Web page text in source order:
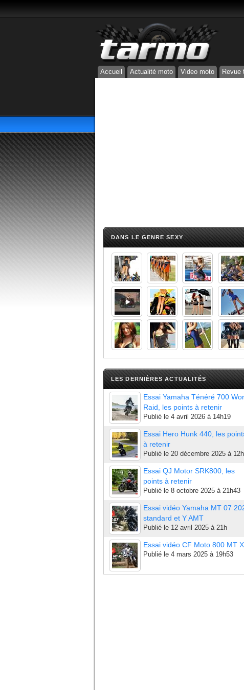
Accueil Actualité moto Video moto Revue
DANS LE GENRE SEXY
LES DERNIÈRES ACTUALITÉS
Essai Yamaha Ténéré 700
Raid, les points à retenir
Publié le 4 avril 2026 à 14h19
Essai Hero Hunk 440, les
à retenir
Publié le 20 décembre 2025 à
Essai QJ Motor SRK800, les
points à retenir
Publié le 8 octobre 2025 à 21h43
Essai vidéo Yamaha MT 07
standard et Y AMT
Publié le 12 avril 2025 à 21h
Essai vidéo CF Moto 800 MT X
Publié le 4 mars 2025 à 19h53